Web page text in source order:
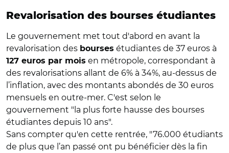
Revalorisation des bourses étudiantes
Le gouvernement met tout d'abord en avant la
revalorisation des bourses étudiantes de 37 euros à
127 euros par mois en métropole, correspondant à
des revalorisations allant de 6% à 34%, au-dessus de
l’inflation, avec des montants abondés de 30 euros
mensuels en outre-mer. C'est selon le
gouvernement "la plus forte hausse des bourses
étudiantes depuis 10 ans".
Sans compter qu'en cette rentrée, "76.000 étudiants
de plus que l’an passé ont pu bénéficier dès la fin